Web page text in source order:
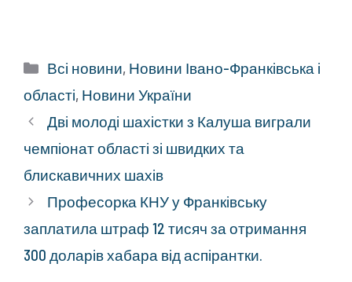
Категорії
Всі новини, Новини Івано-Франківська і
області, Новини України
Дві молоді шахістки з Калуша виграли
чемпіонат області зі швидких та
блискавичних шахів
Професорка КНУ у Франківську
заплатила штраф 12 тисяч за отримання
300 доларів хабара від аспірантки.